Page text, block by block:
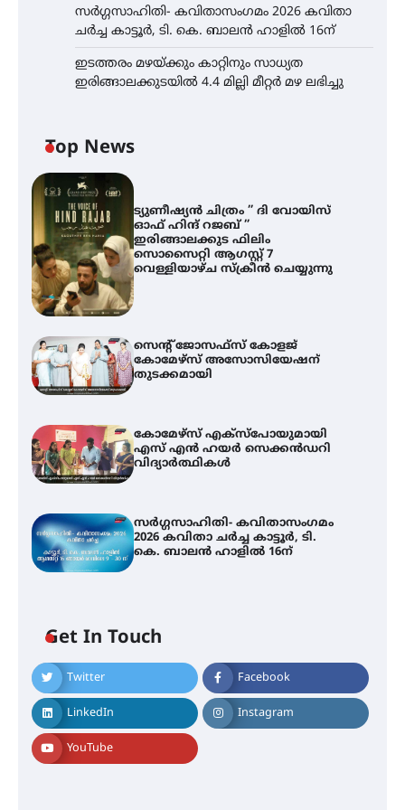
സർഗ്ഗസാഹിതി- കവിതാസംഗമം 2026 കവിതാ
ചർച്ച കാട്ടൂർ, ടി. കെ. ബാലൻ ഹാളിൽ 16ന്
ഇടത്തരം മഴയ്ക്കും കാറ്റിനും സാധ്യത
ഇരിങ്ങാലക്കുടയിൽ 4.4 മില്ലി മീറ്റർ മഴ ലഭിച്ചു
Top News
ട്യുണീഷ്യൻ ചിത്രം ” ദി വോയിസ്
ഓഫ് ഹിന്ദ് റജബ് ”
ഇരിങ്ങാലക്കുട ഫിലിം
സൊസൈറ്റി ആഗസ്റ്റ് 7
വെള്ളിയാഴ്ച സ്‌ക്രീൻ ചെയ്യുന്നു
സെന്റ് ജോസഫ്സ് കോളജ്
കോമേഴ്‌സ് അസോസിയേഷന്
തുടക്കമായി
കോമേഴ്സ് എക്സ്പോയുമായി
എസ് എൻ ഹയർ സെക്കൻഡറി
വിദ്യാർത്ഥികൾ
സർഗ്ഗസാഹിതി- കവിതാസംഗമം
2026 കവിതാ ചർച്ച കാട്ടൂർ, ടി.
കെ. ബാലൻ ഹാളിൽ 16ന്
Get In Touch
Twitter Facebook
LinkedIn Instagram
YouTube